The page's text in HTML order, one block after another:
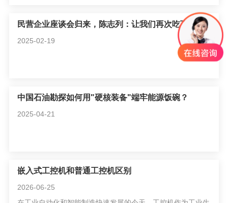
其高可靠、强实时、低功耗、小体积的独特优势，成为支撑各
民营企业座谈会归来，陈志列：让我们再次吃下长效"定心丸"
2025-02-19
中国石油勘探如何用"硬核装备"端牢能源饭碗？
2025-04-21
嵌入式工控机和普通工控机区别
2026-06-25